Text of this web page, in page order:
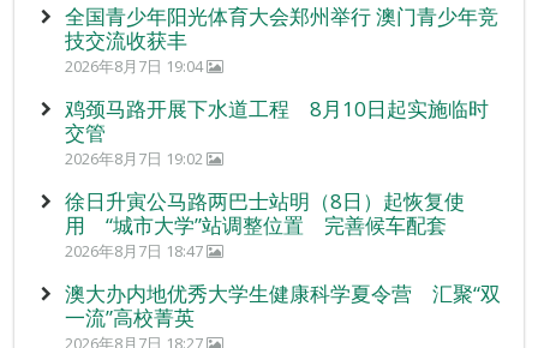
全国青少年阳光体育大会郑州举行 澳门青少年竞
技交流收获丰
2026年8月7日 19:04
鸡颈马路开展下水道工程 8月10日起实施临时
交管
2026年8月7日 19:02
徐日升寅公马路两巴士站明（8日）起恢复使
用 “城市大学”站调整位置 完善候车配套
2026年8月7日 18:47
澳大办内地优秀大学生健康科学夏令营 汇聚“双
一流”高校菁英
2026年8月7日 18:27